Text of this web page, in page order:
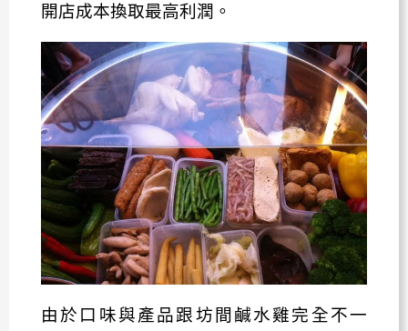
開店成本換取最高利潤。
由於口味與產品跟坊間鹹水雞完全不一